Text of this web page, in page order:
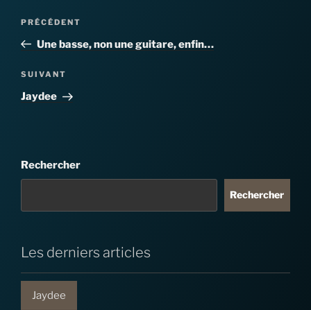
Navigation
l’article
Article
précédent
PRÉCÉDENT
Une basse, non une guitare, enfin…
Article
suivant
SUIVANT
Jaydee
Rechercher
Rechercher
Les derniers articles
Jaydee